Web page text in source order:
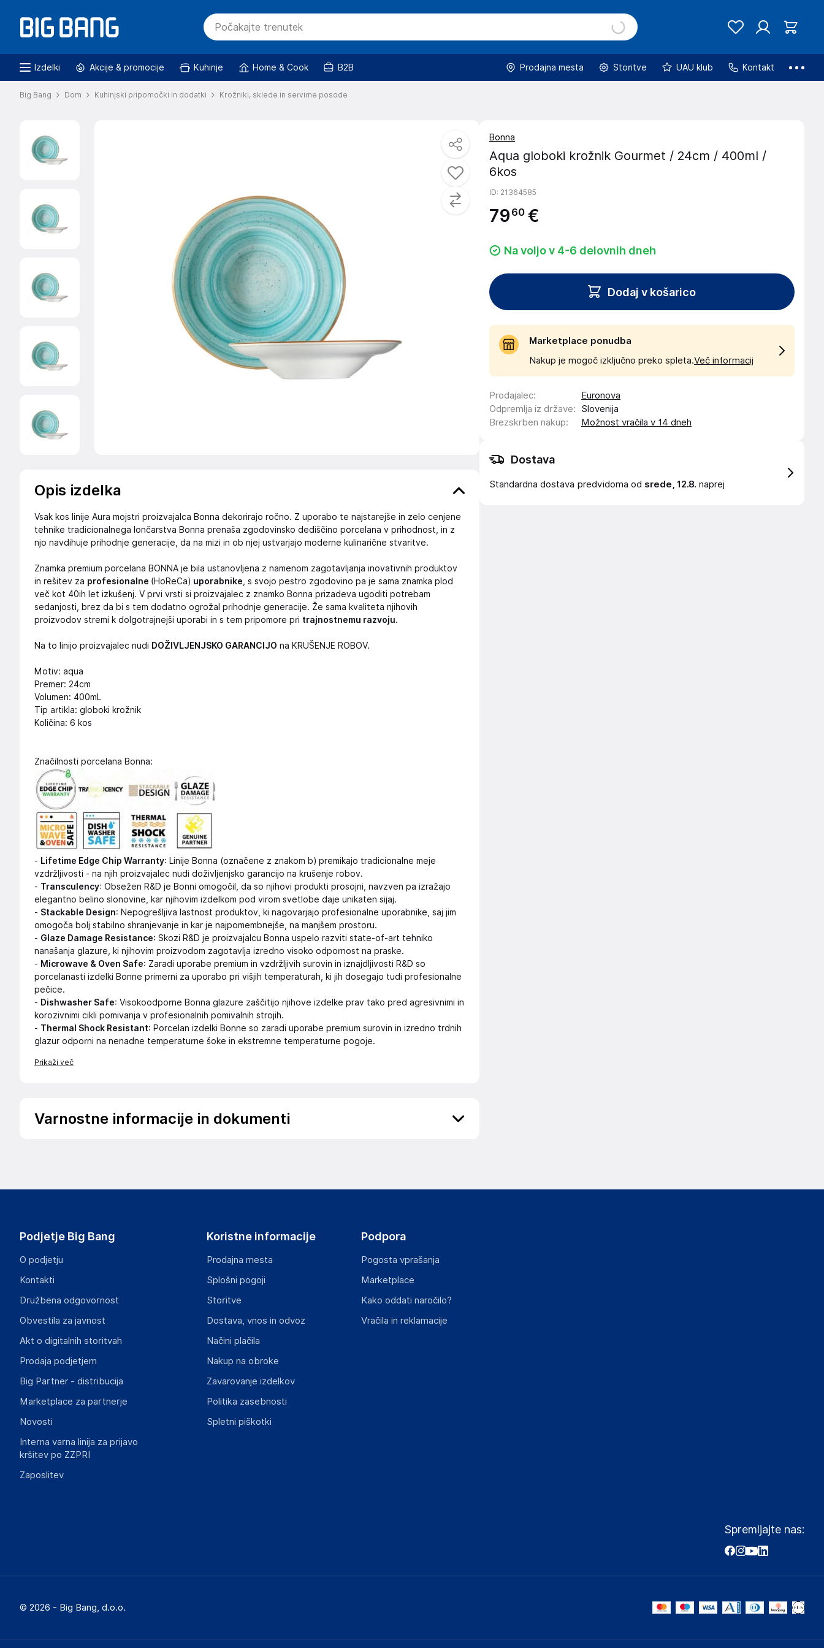
Izdelki Akcije & promocije Kuhinje Home & Cook B2B Prodajna mesta Storitve UAU klub Kontakt
Big Bang Dom Kuhinjski pripomočki in dodatki Krožniki, sklede in servirne posode
Opis izdelka
Vsak kos linije Aura mojstri proizvajalca Bonna dekorirajo ročno. Z uporabo te najstarejše in zelo cenjene
tehnike tradicionalnega lončarstva Bonna prenaša zgodovinsko dediščino porcelana v prihodnost, in z
njo navdihuje prihodnje generacije, da na mizi in ob njej ustvarjajo moderne kulinarične stvaritve.
Znamka premium porcelana BONNA je bila ustanovljena z namenom zagotavljanja inovativnih produktov
in rešitev za profesionalne (HoReCa) uporabnike , s svojo pestro zgodovino pa je sama znamka plod
več kot 40ih let izkušenj. V prvi vrsti si proizvajalec z znamko Bonna prizadeva ugoditi potrebam
sedanjosti, brez da bi s tem dodatno ogrožal prihodnje generacije. Že sama kvaliteta njihovih
proizvodov stremi k dolgotrajnejši uporabi in s tem pripomore pri trajnostnemu razvoju.
Na to linijo proizvajalec nudi DOŽIVLJENJSKO GARANCIJO na KRUŠENJE ROBOV.
Motiv: aqua
Premer: 24cm
Volumen: 400mL
Tip artikla: globoki krožnik
Količina: 6 kos
Značilnosti porcelana Bonna:
- Lifetime Edge Chip Warranty: Linije Bonna (označene z znakom b) premikajo tradicionalne meje
vzdržljivosti - na njih proizvajalec nudi doživljenjsko garancijo na krušenje robov.
- Transculency: Obsežen R&D je Bonni omogočil, da so njihovi produkti prosojni, navzven pa izražajo
elegantno belino slonovine, kar njihovim izdelkom pod virom svetlobe daje unikaten sijaj.
- Stackable Design: Nepogrešljiva lastnost produktov, ki nagovarjajo profesionalne uporabnike, saj jim
omogoča bolj stabilno shranjevanje in kar je najpomembnejše, na manjšem prostoru.
- Glaze Damage Resistance: Skozi R&D je proizvajalcu Bonna uspelo razviti state-of-art tehniko
nanašanja glazure, ki njihovim proizvodom zagotavlja izredno visoko odpornost na praske.
- Microwave & Oven Safe: Zaradi uporabe premium in vzdržljivih surovin in iznajdljivosti R&D so
porcelanasti izdelki Bonne primerni za uporabo pri višjih temperaturah, ki jih dosegajo tudi profesionalne
pečice.
- Dishwasher Safe: Visokoodporne Bonna glazure zaščitijo njihove izdelke prav tako pred agresivnimi in
korozivnimi cikli pomivanja v profesionalnih pomivalnih strojih.
- Thermal Shock Resistant: Porcelan izdelki Bonne so zaradi uporabe premium surovin in izredno trdnih
glazur odporni na nenadne temperaturne šoke in ekstremne temperaturne pogoje.
Prikaži več
Varnostne informacije in dokumenti
info@euronova.si
Gospodarski subjekt s sedežem v EU, ki zagotavlja skladnost izdelka z zahtevanimi predpisi.
Brnčičeva ulica 13, 1000 Ljubljana
Slovenija
Bonna
Aqua globoki krožnik Gourmet / 24cm / 400ml /
6kos
ID: 21364585
79 60 €
Na voljo v 4-6 delovnih dneh
Dodaj v košarico
Marketplace ponudba
Nakup je mogoč izključno preko spleta.Več informacij
Prodajalec:
Euronova
Odpremlja iz države:
Slovenija
Brezskrben nakup: Možnost vračila v 14 dneh
Dostava
Standardna dostava predvidoma od srede, 12.8. naprej
Podjetje Big Bang
O podjetju
Kontakti
Družbena odgovornost
Obvestila za javnost
Akt o digitalnih storitvah
Prodaja podjetjem
Big Partner - distribucija
Marketplace za partnerje
Novosti
Interna varna linija za prijavo
kršitev po ZZPRI
Zaposlitev
Koristne informacije
Prodajna mesta
Splošni pogoji
Storitve
Dostava, vnos in odvoz
Načini plačila
Nakup na obroke
Zavarovanje izdelkov
Politika zasebnosti
Spletni piškotki
Podpora
Pogosta vprašanja
Marketplace
Kako oddati naročilo?
Vračila in reklamacije
Spremljajte nas:
© 2026 - Big Bang, d.o.o.